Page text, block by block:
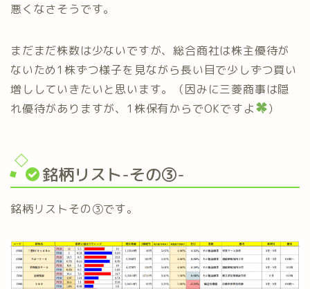
悪くなさそうです。
まだまだ株数は少ないですが、総合商社は株主優待が
ないため1株ずつ様子を見ながら長い目で少しずつ買い
増ししていきたいと思います。（因みに三菱商事は隠
れ優待がありますが、1株保有からでOKですよ
）
銘柄リスト-その③-
銘柄リストその③です。